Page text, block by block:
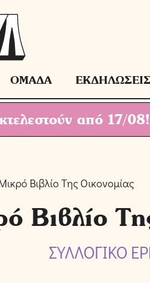
ΟΜΑΔΑ
από 17/08!
Βιβλίο Της Οικονομίας
Βιβλίο
ΣΥΛΛΟΓΙΚΟ